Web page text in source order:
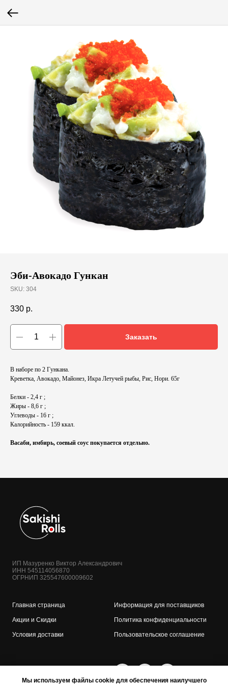
Эби-Авокадо Гункан
SKU: 304
330 р.
Заказать
В наборе по 2 Гункана.
Креветка, Авокадо, Майонез, Икра Летучей рыбы, Рис, Нори. 65г
Белки - 2,4 г ;
Жиры - 8,6 г ;
Углеводы - 16 г ;
Калорийность - 159 ккал.
Васаби, имбирь, соевый соус покупается отдельно.
ИП Мазуренко Виктор Александрович
ИНН 545114056870
ОГРНИП 325547600009602
Главная страница
Акции и Скидки
Условия доставки
Информация для поставщиков
Политика конфиденциальности
Пользовательское соглашение
Мы используем файлы cookie для обеспечения наилучшего